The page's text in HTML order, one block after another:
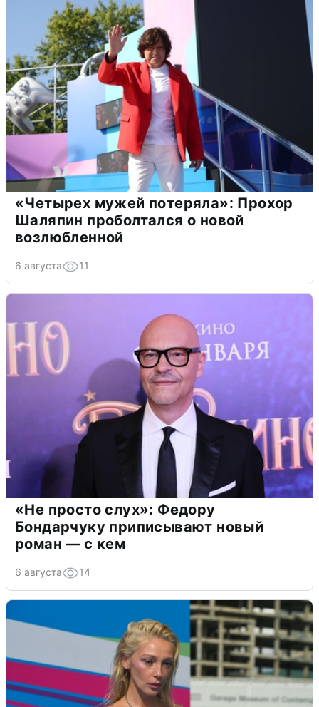
«Четырех мужей потеряла»: Прохор
Шаляпин проболтался о новой
возлюбленной
6 августа 11
«Не просто слух»: Федору
Бондарчуку приписывают новый
роман — с кем
6 августа 14